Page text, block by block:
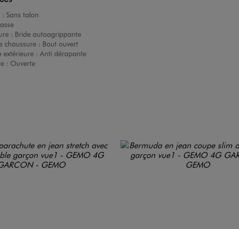
: Sans talon
: Bride autoagrippante
chaussure : Bout ouvert
extérieure : Anti dérapante
: Ouverte